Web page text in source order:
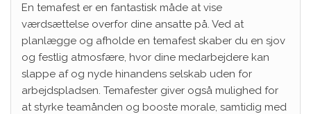
En temafest er en fantastisk måde at vise
værdsættelse overfor dine ansatte på. Ved at
planlægge og afholde en temafest skaber du en sjov
og festlig atmosfære, hvor dine medarbejdere kan
slappe af og nyde hinandens selskab uden for
arbejdspladsen. Temafester giver også mulighed for
at styrke teamånden og booste morale, samtidig med